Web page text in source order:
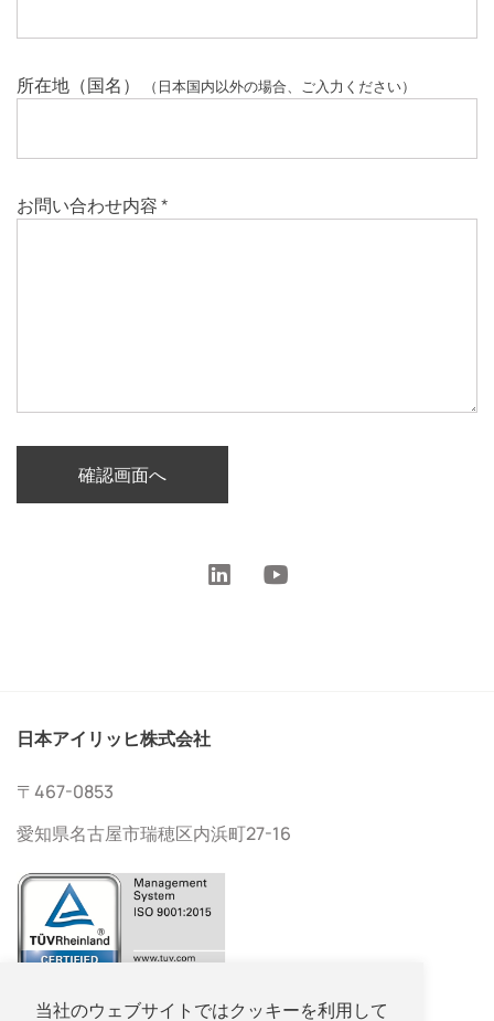
当社のウェブサイトではクッキーを利用して
所在地（国名） （日本国内以外の場合、ご入力ください）
お問い合わせ内容*
日本アイリッヒ株式会社
〒467-0853
愛知県名古屋市瑞穂区内浜町27-16
052-533-2577